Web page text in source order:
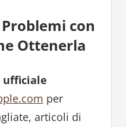
con
Ottenerla
ufficiale
per
articoli di